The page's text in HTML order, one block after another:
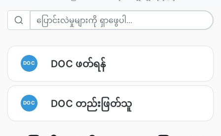
DOC DOC ဖတ်ရန်
DOC DOC တည်းဖြတ်သူ